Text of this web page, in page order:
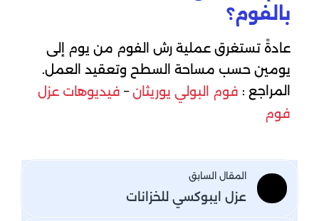
بالفوم؟
عادةً تستغرق عملية رش الفوم من يوم إلى
يومين حسب مساحة السطح وتعقيد العمل.
المراجع : فوم البولي يوريثان– فيديوهات عزل
فوم
المقال السابق
عزل ايبوكسي للخزانات